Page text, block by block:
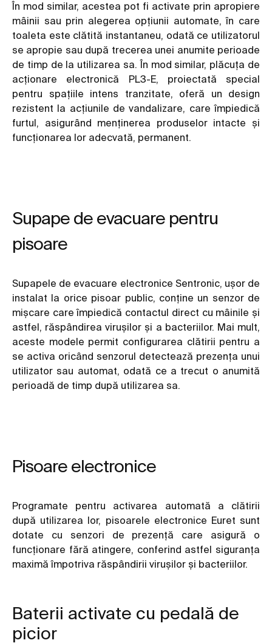
În mod similar, acestea pot fi activate prin apropiere
mâinii sau prin alegerea opțiunii automate, în care
toaleta este clătită instantaneu, odată ce utilizatorul
se apropie sau după trecerea unei anumite perioade
de timp de la utilizarea sa. În mod similar, plăcuța de
acționare electronică PL3-E, proiectată special
pentru spațiile intens tranzitate, oferă un design
rezistent la acțiunile de vandalizare, care împiedică
furtul, asigurând menținerea produselor intacte și
funcționarea lor adecvată, permanent.
Supape de evacuare pentru
pisoare
Supapele de evacuare electronice Sentronic, ușor de
instalat la orice pisoar public, conține un senzor de
mișcare care împiedică contactul direct cu mâinile și
astfel, răspândirea virușilor și a bacteriilor. Mai mult,
aceste modele permit configurarea clătirii pentru a
se activa oricând senzorul detectează prezența unui
utilizator sau automat, odată ce a trecut o anumită
perioadă de timp după utilizarea sa.
Pisoare electronice
Programate pentru activarea automată a clătirii
după utilizarea lor, pisoarele electronice Euret sunt
dotate cu senzori de prezență care asigură o
funcționare fără atingere, conferind astfel siguranța
maximă împotriva răspândirii virușilor și bacteriilor.
Baterii activate cu pedală de
picior